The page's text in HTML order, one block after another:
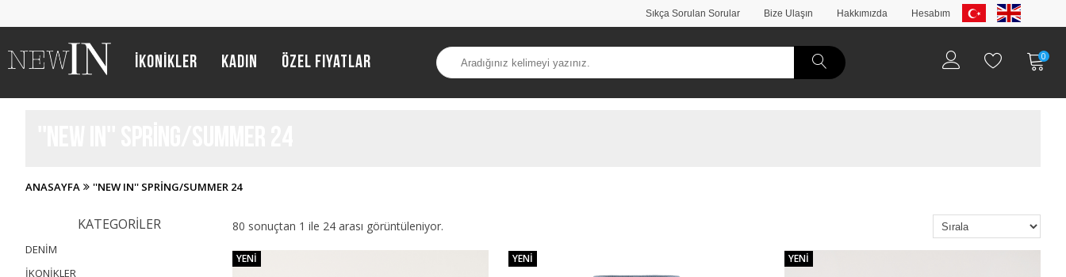
Sıkça Sorulan Sorular Bize Ulaşın Hakkımızda Hesabım
İKONİKLER Kadın Özel Fiyatlar 0
ANASAYFA ''NEW IN'' SPRING/SUMMER 24
KATEGORILER
DENIM
İKONİKLER
80 sonuçtan 1 ile 24 arası görüntüleniyor.
YENI YENI YENI